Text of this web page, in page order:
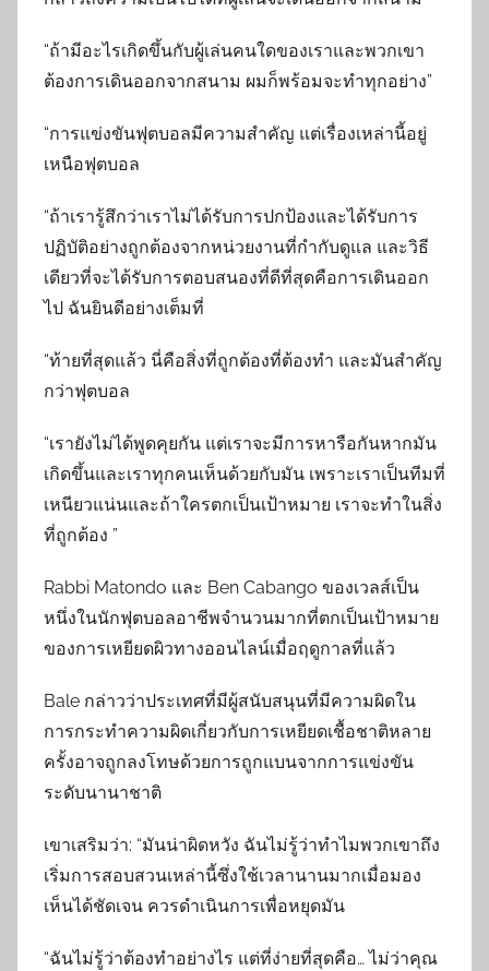
“ถ้ามีอะไรเกิดขึ้นกับผู้เล่นคนใดของเราและพวกเขา
ต้องการเดินออกจากสนาม ผมก็พร้อมจะทำทุกอย่าง”
“การแข่งขันฟุตบอลมีความสำคัญ แต่เรื่องเหล่านี้อยู่
เหนือฟุตบอล
“ถ้าเรารู้สึกว่าเราไม่ได้รับการปกป้องและได้รับการ
ปฏิบัติอย่างถูกต้องจากหน่วยงานที่กำกับดูแล และวิธี
เดียวที่จะได้รับการตอบสนองที่ดีที่สุดคือการเดินออก
ไป ฉันยินดีอย่างเต็มที่
“ท้ายที่สุดแล้ว นี่คือสิ่งที่ถูกต้องที่ต้องทำ และมันสำคัญ
กว่าฟุตบอล
“เรายังไม่ได้พูดคุยกัน แต่เราจะมีการหารือกันหากมัน
เกิดขึ้นและเราทุกคนเห็นด้วยกับมัน เพราะเราเป็นทีมที่
เหนียวแน่นและถ้าใครตกเป็นเป้าหมาย เราจะทำในสิ่ง
ที่ถูกต้อง ”
Rabbi Matondo และ Ben Cabango ของเวลส์เป็น
หนึ่งในนักฟุตบอลอาชีพจำนวนมากที่ตกเป็นเป้าหมาย
ของการเหยียดผิวทางออนไลน์เมื่อฤดูกาลที่แล้ว
Bale กล่าวว่าประเทศที่มีผู้สนับสนุนที่มีความผิดใน
การกระทำความผิดเกี่ยวกับการเหยียดเชื้อชาติหลาย
ครั้งอาจถูกลงโทษด้วยการถูกแบนจากการแข่งขัน
ระดับนานาชาติ
เขาเสริมว่า: “มันน่าผิดหวัง ฉันไม่รู้ว่าทำไมพวกเขาถึง
เริ่มการสอบสวนเหล่านี้ซึ่งใช้เวลานานมากเมื่อมอง
เห็นได้ชัดเจน ควรดำเนินการเพื่อหยุดมัน
“ฉันไม่รู้ว่าต้องทำอย่างไร แต่ที่ง่ายที่สุดคือ… ไม่ว่าคุณ